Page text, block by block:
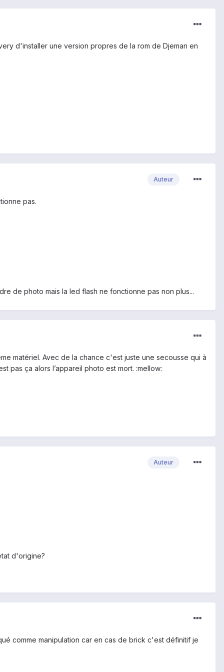
d'installer une version propres de la rom de Djeman en
Auteur
pas.
de photo mais la led flash ne fonctionne pas non plus...
matériel. Avec de la chance c'est juste une secousse qui à
pas ça alors l’appareil photo est mort. :mellow:
Auteur
d'origine?
comme manipulation car en cas de brick c'est définitif je